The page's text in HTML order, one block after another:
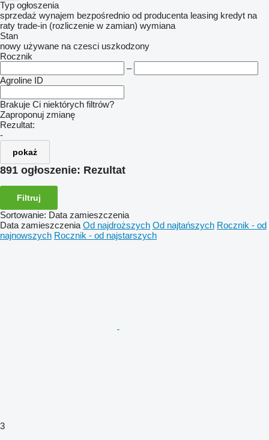
Typ ogłoszenia
sprzedaż wynajem bezpośrednio od producenta leasing kredyt na
raty trade-in (rozliczenie w zamian) wymiana
Stan
nowy używane na czesci uszkodzony
Rocznik
–
Agroline ID
Brakuje Ci niektórych filtrów?
Zaproponuj zmianę
Rezultat:
-
pokaż
891 ogłoszenie: Rezultat
Filtruj
Sortowanie: Data zamieszczenia
Data zamieszczenia Od najdroższych Od najtańszych Rocznik - od
najnowszych Rocznik - od najstarszych
3